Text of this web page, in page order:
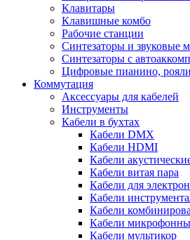
Клавитары
Клавишные комбо
Рабочие станции
Синтезаторы и звуковые
Синтезаторы с
Цифровые пианино,
Коммутация
Аксессуары для кабелей
Инструменты
Кабели в бухтах
Кабели DMX
Кабели HDMI
Кабели
Кабели витая пара
Кабели для
Кабели
Кабели
Кабели
Кабели мультикор